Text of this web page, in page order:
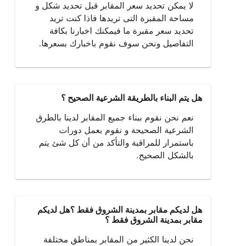
لا يمكن تحديد سعر المقابر قبل تحديد شكل و
مساحة المقبرة التى تريدها فاذا كنت تريد
تحديد سعر مقبرة ما فيمكنك اخبارنا بكافة
التفاصيل ونحن سوف نقوم باخبارك بسعرها.
هل يتم البناء بالطريقة الشرعية الصحيح ؟
نعم نحن نقوم ببناء جميع المقابر لدينا بالطرق
الشرعية الصحيحة و نقوم بعمل دورات
باستمرار للمراقبة والتأكد من أن كل شئ يتم
بالشكل الصحيح.
هل لديكم مقابر بمدينة الشروق فقط ؟هل لديكم
مقابر بمدينة الشروق فقط ؟
نحن لدينا الكثير من المقابر بمناطق مختلفة